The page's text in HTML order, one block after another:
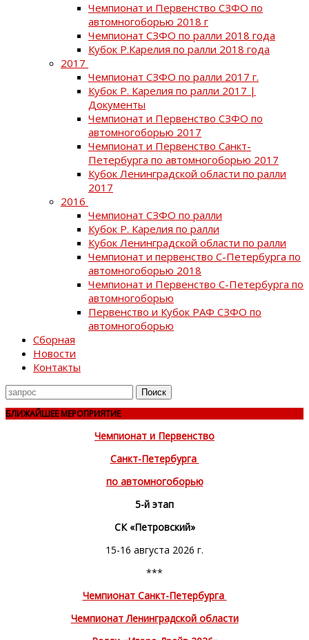
Чемпионат и Первенство СЗФО по
автомногоборью 2018 г
Чемпионат СЗФО по ралли 2018 года
Кубок Р.Карелия по ралли 2018 года
2017
Чемпионат СЗФО по ралли 2017 г.
Кубок Р. Карелия по ралли 2017 |
Документы
Чемпионат и Первенство СЗФО по
автомногоборью 2017
Чемпионат и Первенство Санкт-
Петербурга по автомногоборью 2017
Кубок Ленинградской области по ралли
2017
2016
Чемпионат СЗФО по ралли
Кубок Р. Карелия по ралли
Кубок Ленинградской области по ралли
Чемпионат и первенство С-Петербурга по
автомногоборью 2018
Чемпионат и Первенство С-Петербурга по
автомногоборью
Первенство и Кубок РАФ СЗФО по
автомногоборью
Сборная
Новости
Контакты
Поиск
для
БЛИЖАЙШЕЕ МЕРОПРИЯТИЕ
Чемпионат и Первенство
Санкт-Петербурга
по автомногоборью
5-й этап
СК «Петровский»
15-16 августа 2026 г.
***
Чемпионат Санкт-Петербурга
Чемпионат Ленинградской области